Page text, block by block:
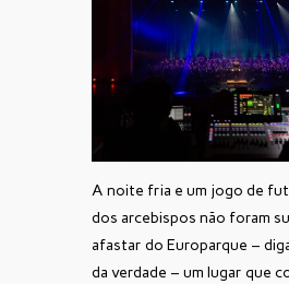
A noite fria e um jogo de
dos arcebispos não foram
afastar do Europarque –
da verdade – um lugar que